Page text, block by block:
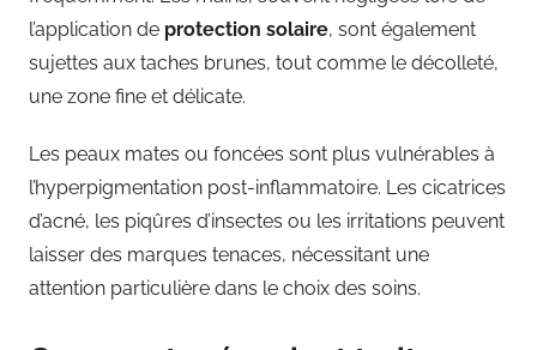
l’application de protection solaire, sont également
sujettes aux taches brunes, tout comme le décolleté,
une zone fine et délicate.
Les peaux mates ou foncées sont plus vulnérables à
l’hyperpigmentation post-inflammatoire. Les cicatrices
d’acné, les piqûres d’insectes ou les irritations peuvent
laisser des marques tenaces, nécessitant une
attention particulière dans le choix des soins.